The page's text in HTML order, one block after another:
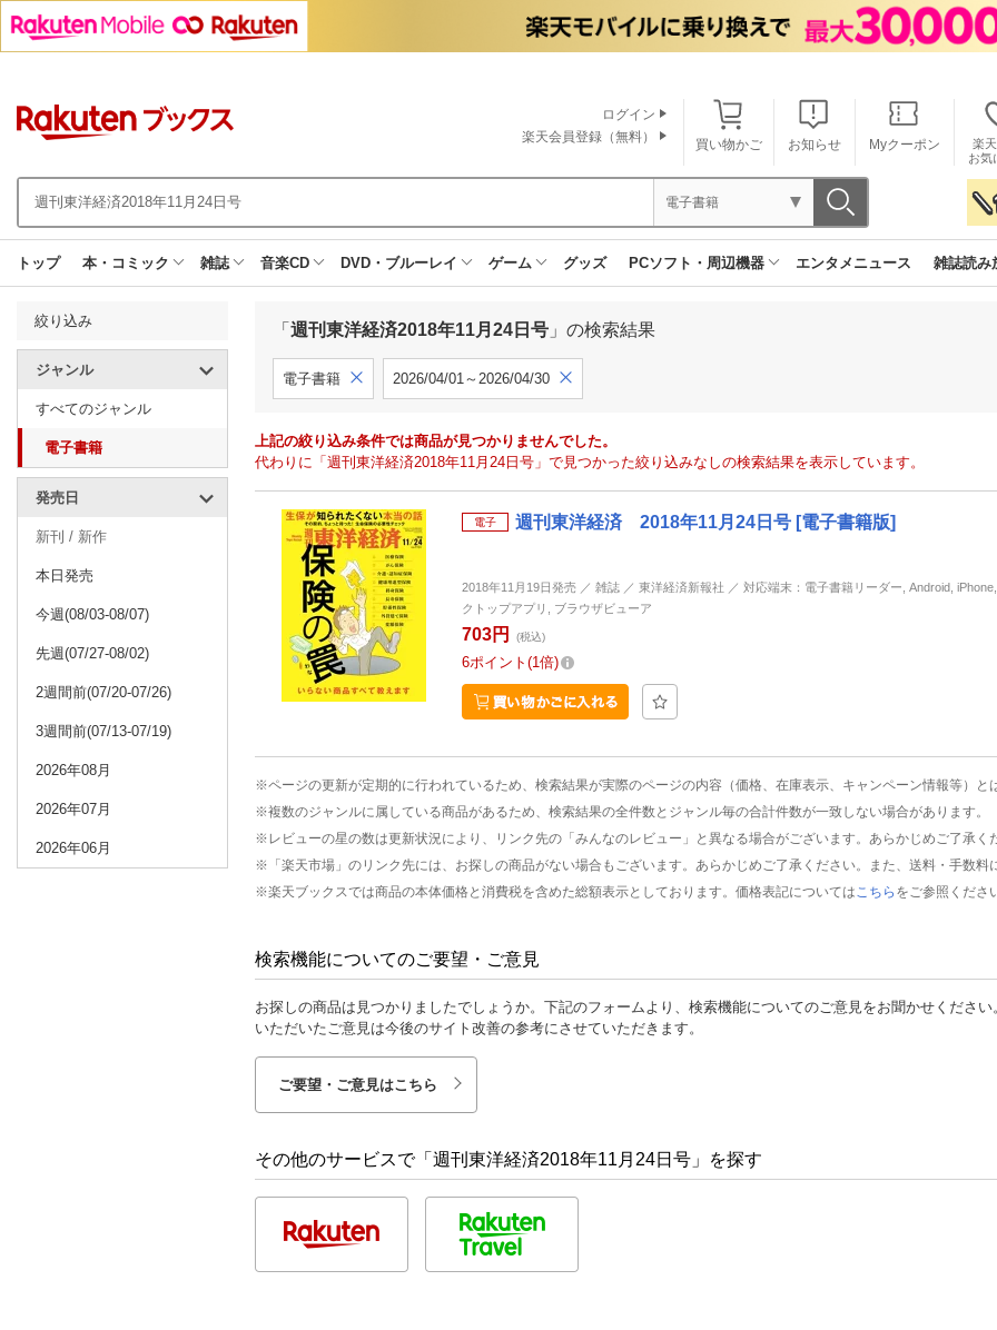
買い物かご お知らせ Myクーポン
楽
お気
ログイン
楽天会員登録（無料）
電子書籍
トップ 本・コミック 雑誌 音楽CD DVD・ブルーレイ ゲーム グッズ PCソフト・周辺機器 エンタメニュース 雑誌読み
絞り込み
ジャンル
すべてのジャンル
電子書籍
発売日
新刊 / 新作
本日発売
今週(08/03-08/07)
先週(07/27-08/02)
2週間前(07/20-07/26)
3週間前(07/13-07/19)
2026年08月
2026年07月
2026年06月
「 週刊東洋経済2018年11月24日号 」の検索結果
電子書籍 2026/04/01～2026/04/30
上記の絞り込み条件では商品が見つかりませんでした。
代わりに「週刊東洋経済2018年11月24日号」で見つかった絞り込みなしの検索結果を表示しています。
電子 週刊東洋経済 2018年11月24日号 [電子書籍版]
2018年11月19日発売 ／ 雑誌 ／ 東洋経済新報社 ／ 対応端末：電子書籍リーダー, Android,
クトップアプリ, ブラウザビューア
703円 (税込)
6ポイント 1倍
※ページの更新が定期的に行われているため、検索結果が実際のページの内容（価格、在庫表示、キャンペーン情報等）と
※複数のジャンルに属している商品があるため、検索結果の全件数とジャンル毎の合計件数が一致しない場合があります。
※レビューの星の数は更新状況により、リンク先の「みんなのレビュー」と異なる場合がございます。あらかじめご了承く
※「楽天市場」のリンク先には、お探しの商品がない場合もございます。あらかじめご了承ください。また、送料・手数料
※楽天ブックスでは商品の本体価格と消費税を含めた総額表示としております。価格表記については こちら をご参照くださ
検索機能についてのご要望・ご意見
お探しの商品は見つかりましたでしょうか。下記のフォームより、検索機能についてのご意見をお聞かせください
いただいたご意見は今後のサイト改善の参考にさせていただきます。
ご要望・ご意見はこちら
その他のサービスで「週刊東洋経済2018年11月24日号」を探す